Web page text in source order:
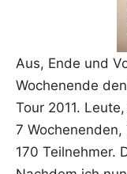
Aus, Ende und
Wochen­en­de
Tour 2011.
7
170 Teil­neh­mer.